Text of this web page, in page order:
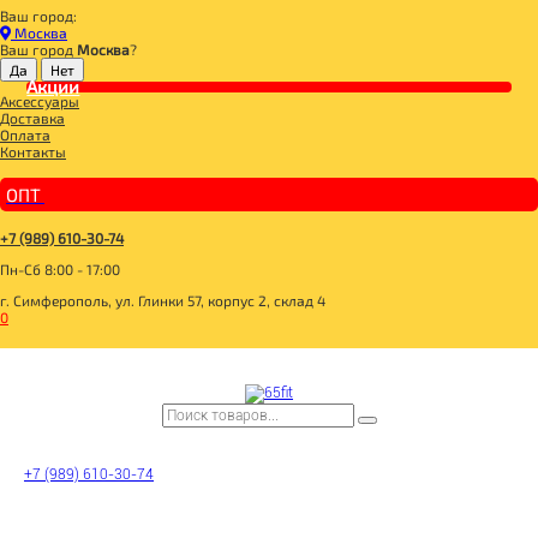
Ваш город:
Москва
Ваш город Москва?
Акции
Аксессуары
Доставка
Оплата
Контакты
ОПТ
+7 (989) 610-30-74
Пн-Сб 8:00 - 17:00
г. Симферополь, ул. Глинки 57, корпус 2, склад 4
0
+7 (989) 610-30-74
Главная
СПОРТИВНОЕ ПИТАНИЕ
ПРОТЕИНОВОЕ ПЕЧЕНЬЕ
Протеиновое печенье Шоколадное с шоколадными чипсами 50гр, Solvie